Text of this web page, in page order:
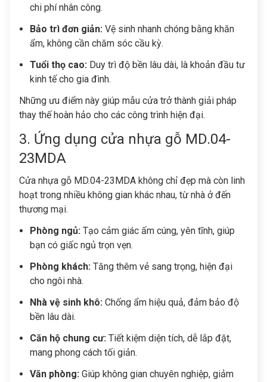
chi phí nhân công.
Bảo trì đơn giản: Vệ sinh nhanh chóng bằng khăn
ẩm, không cần chăm sóc cầu kỳ.
Tuổi thọ cao: Duy trì độ bền lâu dài, là khoản đầu tư
kinh tế cho gia đình.
Những ưu điểm này giúp mẫu cửa trở thành giải pháp
thay thế hoàn hảo cho các công trình hiện đại.
3. Ứng dụng cửa nhựa gỗ MD.04-
23MDA
Cửa nhựa gỗ MD.04-23MDA không chỉ đẹp mà còn linh
hoạt trong nhiều không gian khác nhau, từ nhà ở đến
thương mại.
Phòng ngủ: Tạo cảm giác ấm cúng, yên tĩnh, giúp
bạn có giấc ngủ trọn vẹn.
Phòng khách: Tăng thêm vẻ sang trọng, hiện đại
cho ngôi nhà.
Nhà vệ sinh khô: Chống ẩm hiệu quả, đảm bảo độ
bền lâu dài.
Căn hộ chung cư: Tiết kiệm diện tích, dễ lắp đặt,
mang phong cách tối giản.
Văn phòng: Giúp không gian chuyên nghiệp, giảm